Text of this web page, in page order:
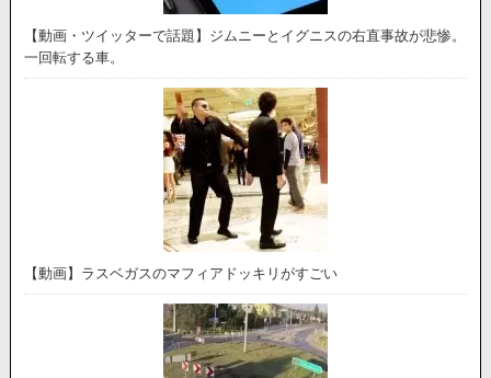
【動画・ツイッターで話題】ジムニーとイグニスの右直事故が悲惨。
一回転する車。
【動画】ラスベガスのマフィアドッキリがすごい